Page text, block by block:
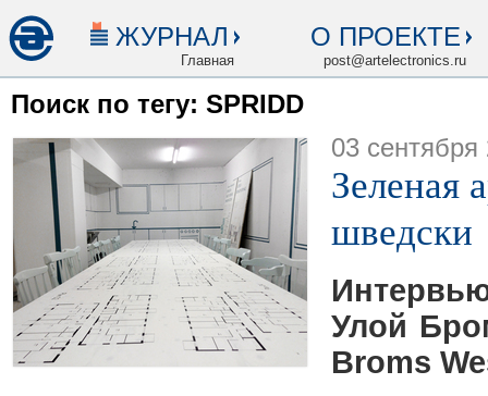
ЖУРНАЛ
Главная
О ПРОЕКТЕ
post@artelectronics.ru
Поиск по тегу: SPRIDD
03 сентября
Зеленая
шведски
Улой
Broms